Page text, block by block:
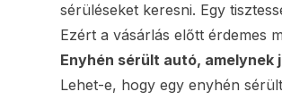
sérüléseket keresni. Egy
Ezért a vásárlás előtt érdemes
Enyhén sérült autó,
Lehet-e, hogy egy enyhén